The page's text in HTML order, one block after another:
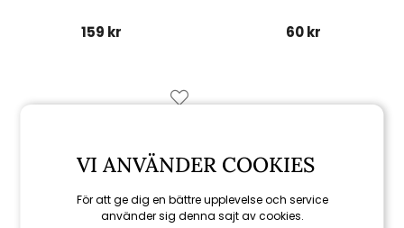
159 kr 60 kr
VI ANVÄNDER COOKIES
För att ge dig en bättre upplevelse och service
använder sig denna sajt av cookies.